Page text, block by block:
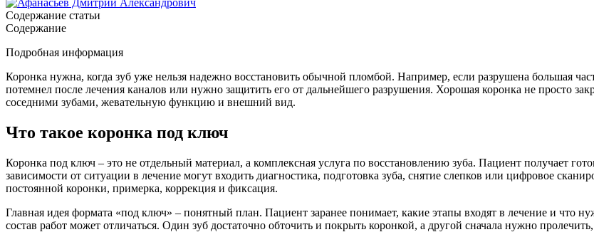
Содержание статьи
Содержание
Подробная информация
Коронка нужна, когда зуб уже нельзя надежно восстановить обычной пломбой. Например, если разрушена большая
потемнел после лечения каналов или нужно защитить его от дальнейшего разрушения. Хорошая коронка не просто
соседними зубами, жевательную функцию и внешний вид.
Что такое коронка под ключ
Коронка под ключ – это не отдельный материал, а комплексная услуга по восстановлению зуба. Пациент получает
зависимости от ситуации в лечение могут входить диагностика, подготовка зуба, снятие слепков или цифровое
постоянной коронки, примерка, коррекция и фиксация.
Главная идея формата «под ключ» – понятный план. Пациент заранее понимает, какие этапы входят в лечение и что
состав работ может отличаться. Один зуб достаточно обточить и покрыть коронкой, а другой сначала нужно